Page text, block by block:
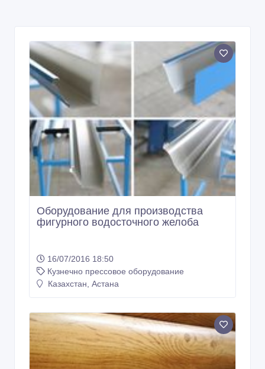
Оборудование для производства
фигурного водосточного желоба
16/07/2016 18:50
Кузнечно прессовое оборудование
Казахстан, Астана